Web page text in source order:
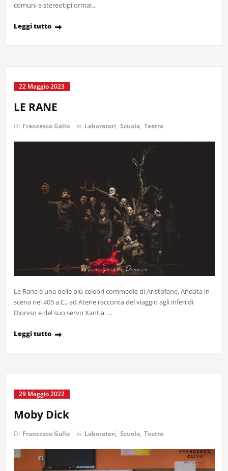
comuni e stereotipi ormai…
Leggi tutto
22 Maggio 2023
LE RANE
Di Francesco Gallo in Laboratori, Scuola, Teatro
Le Rane è una delle più celebri commedie di Aristofane. Andata in
scena nel 405 a.C., ad Atene racconta del viaggio agli inferi di
Dioniso e del suo servo Xantia. …
Leggi tutto
29 Maggio 2022
Moby Dick
Di Francesco Gallo in Laboratori, Scuola, Teatro